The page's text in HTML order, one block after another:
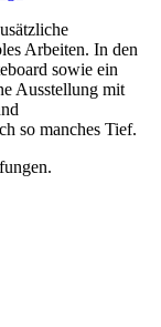
Arbeiten. In den
sowie ein
Ausstellung mit
so manches Tief.